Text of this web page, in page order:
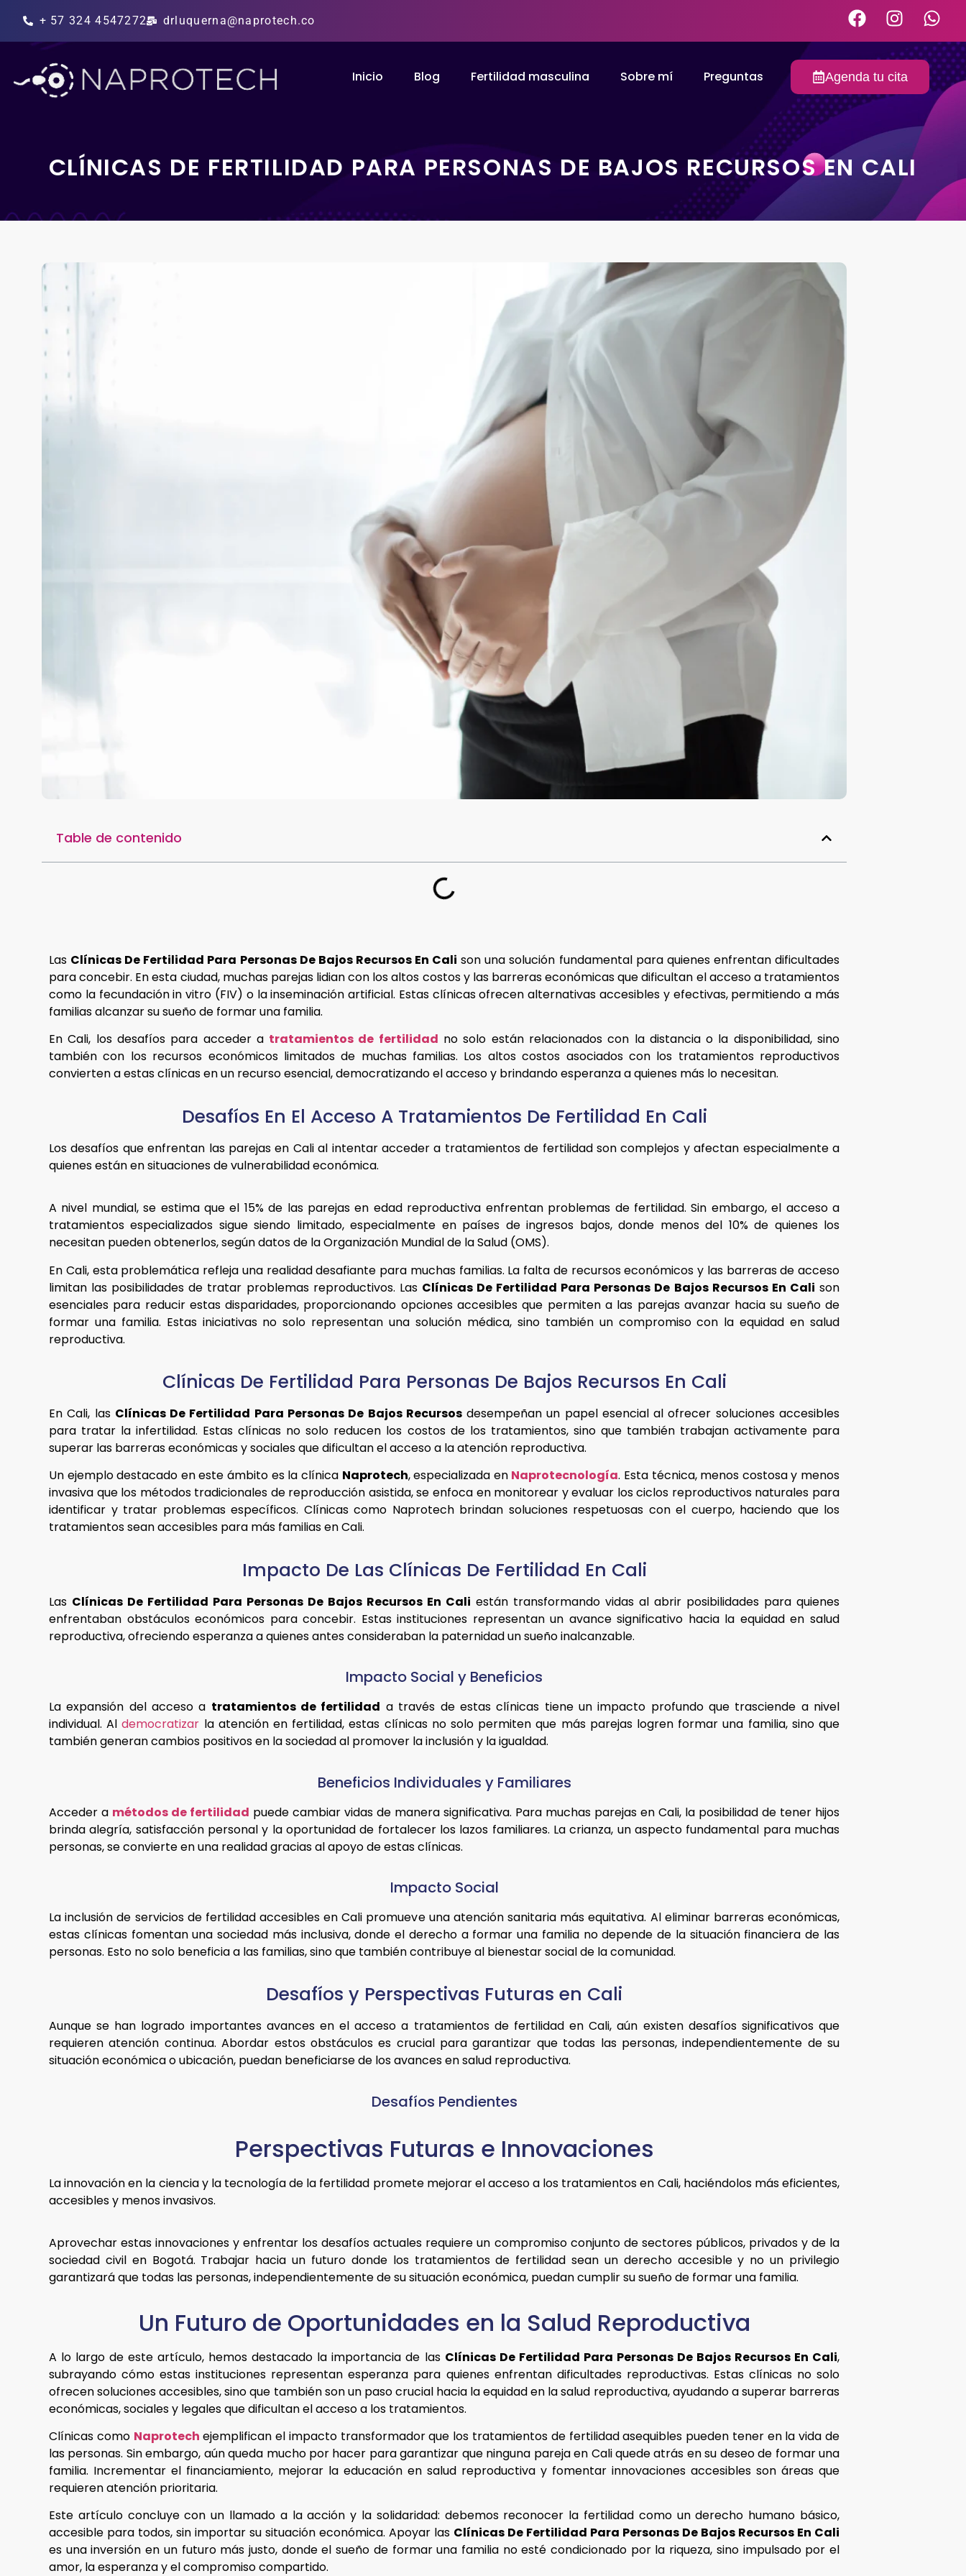
+ 57 324 4547272 drluquerna@naprotech.co
Inicio Blog Fertilidad masculina Sobre mí Preguntas Agenda tu cita
CLÍNICAS DE FERTILIDAD PARA PERSONAS DE BAJOS RECURSOS EN CALI
Table de contenido
Las Clínicas De Fertilidad Para Personas De Bajos Recursos En Cali son una solución fundamental para quienes enfrentan dificultades
para concebir. En esta ciudad, muchas parejas lidian con los altos costos y las barreras económicas que dificultan el acceso a tratamientos
como la fecundación in vitro (FIV) o la inseminación artificial. Estas clínicas ofrecen alternativas accesibles y efectivas, permitiendo a más
familias alcanzar su sueño de formar una familia.
En Cali, los desafíos para acceder a tratamientos de fertilidad no solo están relacionados con la distancia o la disponibilidad, sino
también con los recursos económicos limitados de muchas familias. Los altos costos asociados con los tratamientos reproductivos
convierten a estas clínicas en un recurso esencial, democratizando el acceso y brindando esperanza a quienes más lo necesitan.
Desafíos En El Acceso A Tratamientos De Fertilidad En Cali
Los desafíos que enfrentan las parejas en Cali al intentar acceder a tratamientos de fertilidad son complejos y afectan especialmente a
quienes están en situaciones de vulnerabilidad económica.
A nivel mundial, se estima que el 15% de las parejas en edad reproductiva enfrentan problemas de fertilidad. Sin embargo, el acceso a
tratamientos especializados sigue siendo limitado, especialmente en países de ingresos bajos, donde menos del 10% de quienes los
necesitan pueden obtenerlos, según datos de la Organización Mundial de la Salud (OMS).
En Cali, esta problemática refleja una realidad desafiante para muchas familias. La falta de recursos económicos y las barreras de acceso
limitan las posibilidades de tratar problemas reproductivos. Las Clínicas De Fertilidad Para Personas De Bajos Recursos En Cali son
esenciales para reducir estas disparidades, proporcionando opciones accesibles que permiten a las parejas avanzar hacia su sueño de
formar una familia. Estas iniciativas no solo representan una solución médica, sino también un compromiso con la equidad en salud
reproductiva.
Clínicas De Fertilidad Para Personas De Bajos Recursos En Cali
En Cali, las Clínicas De Fertilidad Para Personas De Bajos Recursosdesempeñan un papel esencial al ofrecer soluciones accesibles
para tratar la infertilidad. Estas clínicas no solo reducen los costos de los tratamientos, sino que también trabajan activamente para
superar las barreras económicas y sociales que dificultan el acceso a la atención reproductiva.
Un ejemplo destacado en este ámbito es la clínica Naprotech, especializada en Naprotecnología. Esta técnica, menos costosa y menos
invasiva que los métodos tradicionales de reproducción asistida, se enfoca en monitorear y evaluar los ciclos reproductivos naturales para
identificar y tratar problemas específicos. Clínicas como Naprotech brindan soluciones respetuosas con el cuerpo, haciendo que los
tratamientos sean accesibles para más familias en Cali.
Impacto De Las Clínicas De Fertilidad En Cali
Las Clínicas De Fertilidad Para Personas De Bajos Recursos En Cali están transformando vidas al abrir posibilidades para quienes
enfrentaban obstáculos económicos para concebir. Estas instituciones representan un avance significativo hacia la equidad en salud
reproductiva, ofreciendo esperanza a quienes antes consideraban la paternidad un sueño inalcanzable.
Impacto Social y Beneficios
La expansión del acceso a tratamientos de fertilidad a través de estas clínicas tiene un impacto profundo que trasciende a nivel
individual. Aldemocratizar la atención en fertilidad, estas clínicas no solo permiten que más parejas logren formar una familia, sino que
también generan cambios positivos en la sociedad al promover la inclusión y la igualdad.
Beneficios Individuales y Familiares
Acceder a métodos de fertilidad puede cambiar vidas de manera significativa. Para muchas parejas en Cali, la posibilidad de tener hijos
brinda alegría, satisfacción personal y la oportunidad de fortalecer los lazos familiares. La crianza, un aspecto fundamental para muchas
personas, se convierte en una realidad gracias al apoyo de estas clínicas.
Impacto Social
La inclusión de servicios de fertilidad accesibles en Cali promueve una atención sanitaria más equitativa. Al eliminar barreras económicas,
estas clínicas fomentan una sociedad más inclusiva, donde el derecho a formar una familia no depende de la situación financiera de las
personas. Esto no solo beneficia a las familias, sino que también contribuye al bienestar social de la comunidad.
Desafíos y Perspectivas Futuras en Cali
Aunque se han logrado importantes avances en el acceso a tratamientos de fertilidad en Cali, aún existen desafíos significativos que
requieren atención continua. Abordar estos obstáculos es crucial para garantizar que todas las personas, independientemente de su
situación económica o ubicación, puedan beneficiarse de los avances en salud reproductiva.
Desafíos Pendientes
Perspectivas Futuras e Innovaciones
La innovación en la ciencia y la tecnología de la fertilidad promete mejorar el acceso a los tratamientos en Cali, haciéndolos más eficientes,
accesibles y menos invasivos.
Aprovechar estas innovaciones y enfrentar los desafíos actuales requiere un compromiso conjunto de sectores públicos, privados y de la
sociedad civil en Bogotá. Trabajar hacia un futuro donde los tratamientos de fertilidad sean un derecho accesible y no un privilegio
garantizará que todas las personas, independientemente de su situación económica, puedan cumplir su sueño de formar una familia.
Un Futuro de Oportunidades en la Salud Reproductiva
A lo largo de este artículo, hemos destacado la importancia de las Clínicas De Fertilidad Para Personas De Bajos Recursos En Cali,
subrayando cómo estas instituciones representan esperanza para quienes enfrentan dificultades reproductivas. Estas clínicas no solo
ofrecen soluciones accesibles, sino que también son un paso crucial hacia la equidad en la salud reproductiva, ayudando a superar barreras
económicas, sociales y legales que dificultan el acceso a los tratamientos.
Clínicas como Naprotech ejemplifican el impacto transformador que los tratamientos de fertilidad asequibles pueden tener en la vida de
las personas. Sin embargo, aún queda mucho por hacer para garantizar que ninguna pareja en Cali quede atrás en su deseo de formar una
familia. Incrementar el financiamiento, mejorar la educación en salud reproductiva y fomentar innovaciones accesibles son áreas que
requieren atención prioritaria.
Este artículo concluye con un llamado a la acción y la solidaridad: debemos reconocer la fertilidad como un derecho humano básico,
accesible para todos, sin importar su situación económica. Apoyar las Clínicas De Fertilidad Para Personas De Bajos Recursos En Cali
es una inversión en un futuro más justo, donde el sueño de formar una familia no esté condicionado por la riqueza, sino impulsado por el
amor, la esperanza y el compromiso compartido.